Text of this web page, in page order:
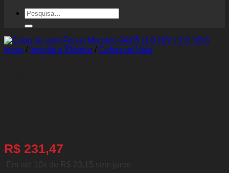
Pesquisar
por:
Início / Ignição e Elétrica / Cabos de Vela
R$ 231,47
Em até 10x de R$ 23,15 sem juros